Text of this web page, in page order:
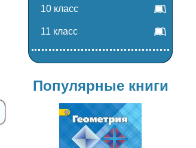
10 класс
11 класс
Популярные книги